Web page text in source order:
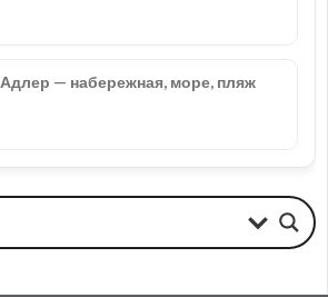
Адлер — набережная, море, пляж